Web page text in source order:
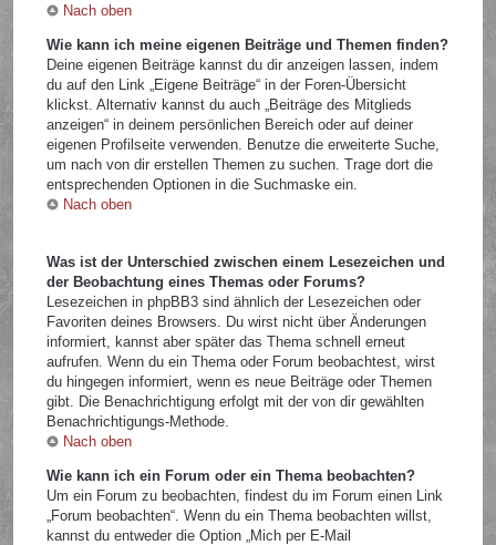
Nach oben
Wie kann ich meine eigenen Beiträge und Themen finden?
Deine eigenen Beiträge kannst du dir anzeigen lassen, indem
du auf den Link „Eigene Beiträge“ in der Foren-Übersicht
klickst. Alternativ kannst du auch „Beiträge des Mitglieds
anzeigen“ in deinem persönlichen Bereich oder auf deiner
eigenen Profilseite verwenden. Benutze die erweiterte Suche,
um nach von dir erstellen Themen zu suchen. Trage dort die
entsprechenden Optionen in die Suchmaske ein.
Nach oben
Was ist der Unterschied zwischen einem Lesezeichen und
der Beobachtung eines Themas oder Forums?
Lesezeichen in phpBB3 sind ähnlich der Lesezeichen oder
Favoriten deines Browsers. Du wirst nicht über Änderungen
informiert, kannst aber später das Thema schnell erneut
aufrufen. Wenn du ein Thema oder Forum beobachtest, wirst
du hingegen informiert, wenn es neue Beiträge oder Themen
gibt. Die Benachrichtigung erfolgt mit der von dir gewählten
Benachrichtigungs-Methode.
Nach oben
Wie kann ich ein Forum oder ein Thema beobachten?
Um ein Forum zu beobachten, findest du im Forum einen Link
„Forum beobachten“. Wenn du ein Thema beobachten willst,
kannst du entweder die Option „Mich per E-Mail